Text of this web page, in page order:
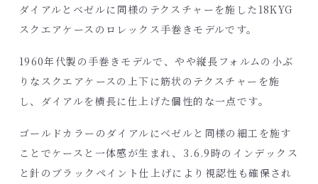
ダイアルとベゼルに同様のテクスチャーを施した18KYG
スクエアケースのロレックス手巻きモデルです。
1960年代製の手巻きモデルで、やや縦長フォルムの小ぶ
りなスクエアケースの上下に筋状のテクスチャーを施
し、ダイアルを横長に仕上げた個性的な一点です。
ゴールドカラーのダイアルにベゼルと同様の細工を施す
ことでケースと一体感が生まれ、3.6.9時のインデックス
と針のブラックペイント仕上げにより視認性も確保され